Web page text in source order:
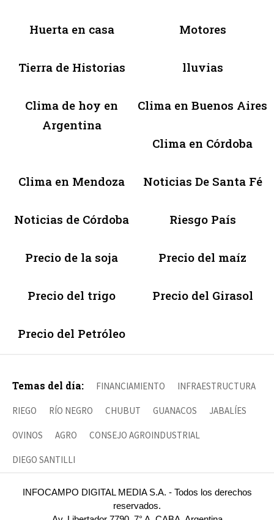
Huerta en casa Motores
Tierra de Historias lluvias
Clima de hoy en
Argentina
Clima en Buenos Aires
Clima en Córdoba
Clima en Mendoza Noticias De Santa Fé
Noticias de Córdoba Riesgo País
Precio de la soja Precio del maíz
Precio del trigo Precio del Girasol
Precio del Petróleo
Temas del día: FINANCIAMIENTO INFRAESTRUCTURA
RIEGO RÍO NEGRO CHUBUT GUANACOS JABALÍES
OVINOS AGRO CONSEJO AGROINDUSTRIAL
DIEGO SANTILLI
INFOCAMPO DIGITAL MEDIA S.A. - Todos los derechos
reservados.